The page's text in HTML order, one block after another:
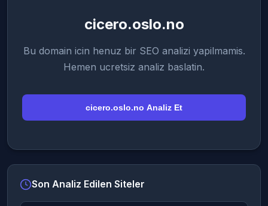
cicero.oslo.no
Bu domain icin henuz bir SEO analizi yapilmamis.
Hemen ucretsiz analiz baslatin.
cicero.oslo.no Analiz Et
Son Analiz Edilen Siteler